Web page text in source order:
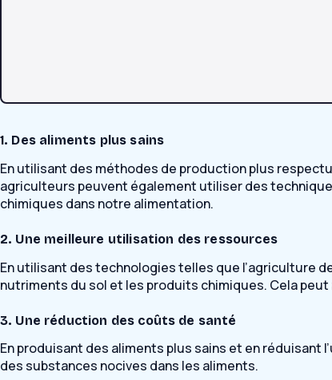
1. Des aliments plus sains
En utilisant des méthodes de production plus
agriculteurs peuvent également utiliser des
chimiques dans notre alimentation.
2. Une meilleure utilisation des ressources
En utilisant des technologies telles que l’agriculture
nutriments du sol et les produits chimiques. Cela
3. Une réduction des coûts de santé
En produisant des aliments plus sains et en réduisant
des substances nocives dans les aliments.